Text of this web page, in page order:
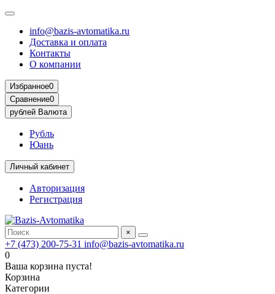
info@bazis-avtomatika.ru
Доставка и оплата
Контакты
О компании
Избранное0
Сравнение0
рублей Валюта
Рубль
Юань
Личный кабинет
Авторизация
Регистрация
×
+7 (473) 200-75-31 info@bazis-avtomatika.ru
0
Ваша корзина пуста!
Корзина
Категории